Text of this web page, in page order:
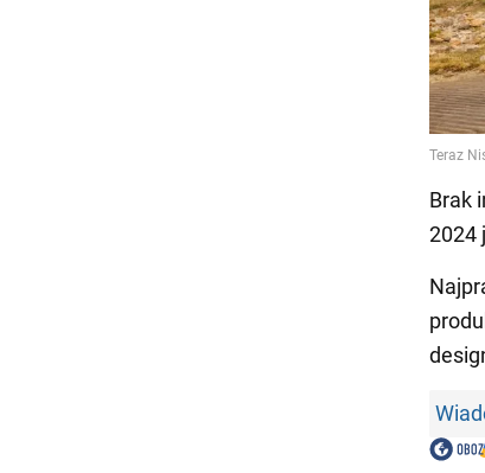
Brak
2024